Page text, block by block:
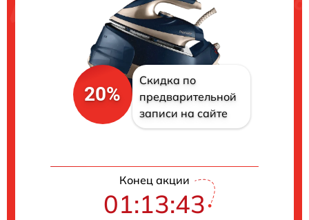
20%
Скидка по
предварительной
записи на сайте
Конец акции
01:13:43